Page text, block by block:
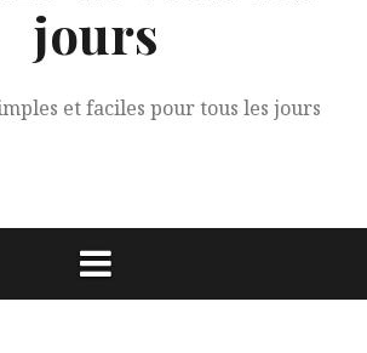
jours
et faciles pour tous les jours